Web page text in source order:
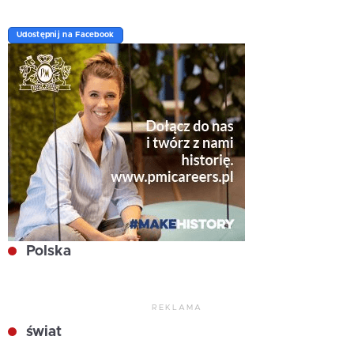
Udostępnij na Facebook
Polska
REKLAMA
świat